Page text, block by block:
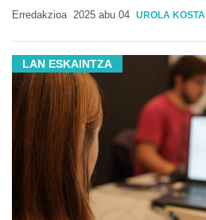
Erredakzioa 2025 abu 04 UROLA KOSTA
LAN ESKAINTZA